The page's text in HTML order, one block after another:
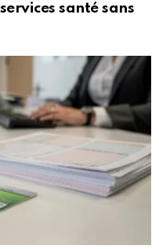
santé sans